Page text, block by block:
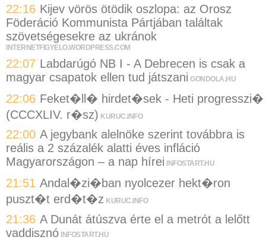
22:16 Kijev vörös ötödik oszlopa: az Orosz
Föderáció Kommunista Pártjában találtak
szövetségesekre az ukránok
INTERNETFIGYELO.WORDPRESS.COM
22:07 Labdarúgó NB I - A Debrecen is csak a
magyar csapatok ellen tud játszani GONDOLA.HU
22:06 Feket�ll� hirdet�sek - Heti progresszi�
(CCCXLIV. r�sz) KURUC.INFO
22:00 A jegybank alelnöke szerint továbbra is
reális a 2 százalék alatti éves infláció
Magyarországon – a nap hírei
INFOSTART.HU
21:51 Andal�zi�ban nyolcezer hekt�ron
puszt�t erd�t�z KURUC.INFO
21:36 A Dunát átúszva érte el a metrót a lelőtt
vaddisznó INFOSTART.HU